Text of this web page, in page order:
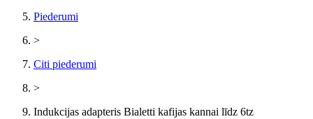
Piederumi
>
Citi piederumi
>
Indukcijas adapteris Bialetti kafijas kannai līdz 6tz